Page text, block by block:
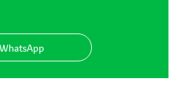
WhatsApp